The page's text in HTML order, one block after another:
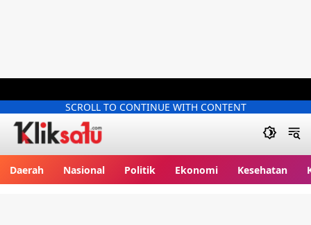
SCROLL TO CONTINUE WITH CONTENT
Daerah Nasional Politik Ekonomi Kesehatan